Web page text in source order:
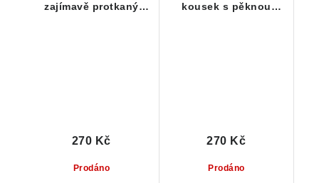
zajímavě protkaný
Prodáno
270 Kč
kousek s pěknou
Prodáno
270 Kč